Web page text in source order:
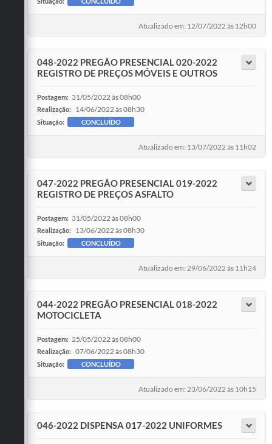
Atualizado em: 12/07/2022 às 12h00
048-2022 PREGÃO PRESENCIAL 020-2022
REGISTRO DE PREÇOS MÓVEIS E OUTROS
Postagem: 31/05/2022 às 08h00
Realização: 14/06/2022 às 08h30
Situação: CONCLUÍDO
Atualizado em: 13/07/2022 às 11h02
047-2022 PREGÃO PRESENCIAL 019-2022
REGISTRO DE PREÇOS ASFALTO
Postagem: 31/05/2022 às 08h00
Realização: 13/06/2022 às 08h30
Situação: CONCLUÍDO
Atualizado em: 29/06/2022 às 11h24
044-2022 PREGÃO PRESENCIAL 018-2022
MOTOCICLETA
Postagem: 25/05/2022 às 08h00
Realização: 07/06/2022 às 08h30
Situação: CONCLUÍDO
Atualizado em: 23/06/2022 às 10h15
046-2022 DISPENSA 017-2022 UNIFORMES